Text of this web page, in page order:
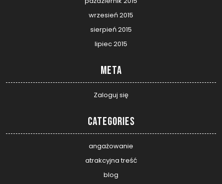
wrzesień 2015
sierpień 2015
lipiec 2015
Meta
Zaloguj się
Categories
angażowanie
atrakcyjna treść
blog